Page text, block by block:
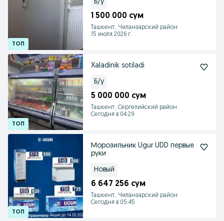
Б/у
1 500 000 сум
Ташкент, Чиланзарский район
15 июля 2026 г.
Xaladinik sotiladi
Б/у
5 000 000 сум
Ташкент, Сергелийский район
Сегодня в 04:29
Морозильник Ugur UDD первые
руки
Новый
6 647 256 сум
Ташкент, Чиланзарский район
Сегодня в 05:45